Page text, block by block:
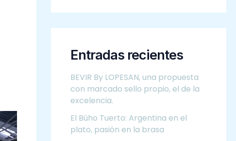
Entradas recientes
BEVIR By LOPESAN, una propuesta
con marcado sello propio, el de la
excelencia.
El Búho Tuerto: Argentina en el
plato, pasión en la brasa